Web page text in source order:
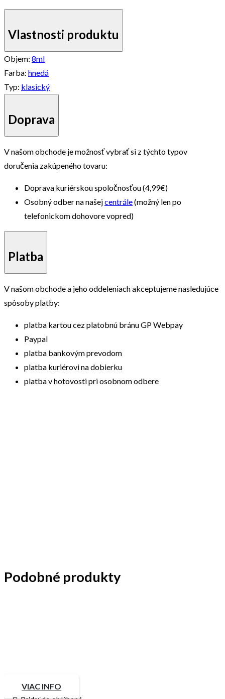
Vlastnosti produktu
Objem: 8ml
Farba: hnedá
Typ: klasický
Doprava
V našom obchode je možnosť vybrať si z týchto typov
doručenia zakúpeného tovaru:
Doprava kuriérskou spoločnosťou (4,99€)
Osobný odber na našejcentrále(možný len po
telefonickom dohovore vopred)
Platba
V našom obchode a jeho oddeleniach akceptujeme nasledujúce
spôsoby platby:
platba kartou cez platobnú bránu GP Webpay
Paypal
platba bankovým prevodom
platba kuriérovi na dobierku
platba v hotovosti pri osobnom odbere
Podobné produkty
VIAC INFO